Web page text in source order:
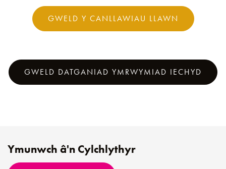
GWELD Y CANLLAWIAU LLAWN
GWELD DATGANIAD YMRWYMIAD IECHYD
Ymunwch â'n Cylchlythyr